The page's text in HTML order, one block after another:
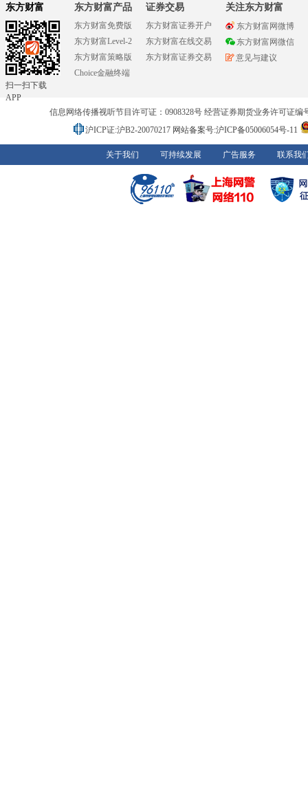
东方财富
扫一扫下载
APP
东方财富产品
东方财富免费版
东方财富Level-2
东方财富策略版
Choice金融终端
证券交易
东方财富证券开户
东方财富在线交易
东方财富证券交易
关注东方财富
东方财富网微博
东方财富网微信
意见与建议
信息网络传播视听节目许可证：0908328号 经营证券期货业务许可证编
沪ICP证:沪B2-20070217 网站备案号:沪ICP备05006054号-11
关于我们 可持续发展 广告服务 联系我